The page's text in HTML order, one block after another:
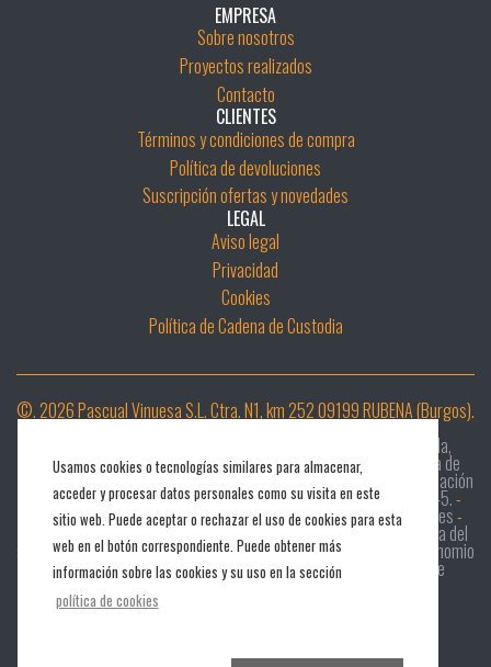
Usamos cookies o tecnologías similares para almacenar,
acceder y procesar datos personales como su visita en este
sitio web. Puede aceptar o rechazar el uso de cookies para esta
web en el botón correspondiente. Puede obtener más
información sobre las cookies y su uso en la sección
política de cookies
EMPRESA
Sobre nosotros
Proyectos realizados
Contacto
CLIENTES
Términos y condiciones de compra
Política de devoluciones
Suscripción ofertas y novedades
LEGAL
Aviso legal
Privacidad
Cookies
Política de Cadena de Custodia
©. 2026 Pascual Vinuesa S.L. Ctra. N1, km 252 09199 RUBENA (Burgos).
Desarrollar e Implementar un sistema digital de diligencia debida,
digitalización de la cadena de custodia e implantación de sistema de
clasificación mecánica MTG - RETECHFOR-MAV625-25-044 Instalación
de máquina escuadradora para madera y tablero – ALTENDORF F45.-
Asociación Europea de Innovación (AEI)-Proyectos de I+D en pymes-
2018 Proyectos de inversión en PYMES-Transferencia tecnológica del
sistema constructivo en madera: Double Sostenibility Proyecto Binomio
Madera & Agricultura-Programa Xpande Digital Programa de
Desarrollo Rural CyL 2014-2020- Proyecto Woodtechnology